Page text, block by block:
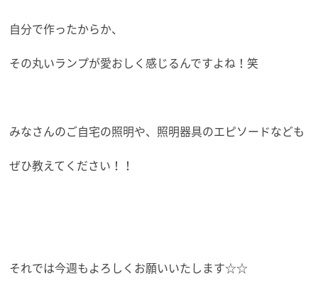
自分で作ったからか、
その丸いランプが愛おしく感じるんですよね！笑
みなさんのご自宅の照明や、照明器具のエピソードなども
ぜひ教えてください！！
それでは今週もよろしくお願いいたします☆☆